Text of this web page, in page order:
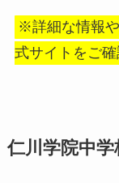
※詳細な情報
式サイトをご確
仁川学院中学